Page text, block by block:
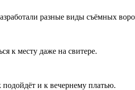
разные виды съёмных
к месту даже на свитере.
и к вечернему платью.